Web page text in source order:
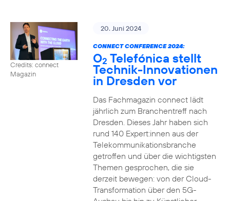
Credits: connect
Magazin
20. Juni 2024
CONNECT CONFERENCE 2024:
O2 Telefónica stellt
Technik-Innovationen
in Dresden vor
Das Fachmagazin connect lädt
jährlich zum Branchentreff nach
Dresden. Dieses Jahr haben sich
rund 140 Expert:innen aus der
Telekommunikationsbranche
getroffen und über die wichtigsten
Themen gesprochen, die sie
derzeit bewegen: von der Cloud-
Transformation über den 5G-